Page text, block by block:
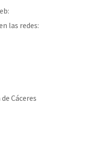
las redes:
Cáceres